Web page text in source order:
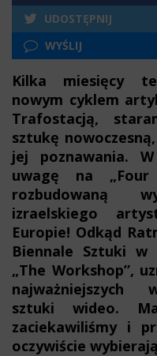
UDOSTĘPNIJ
WYŚLIJ
Kilka miesięcy
nowym cyklem
Trafostacją,
sztukę
jej poznawania.
uwagę na
rozbudowaną
izraelskiego
Europie! Odkąd
Biennale Sztuki w
„The Workshop”,
najważniejszych
sztuki wideo.
zaciekawiliśmy i
oczywiście